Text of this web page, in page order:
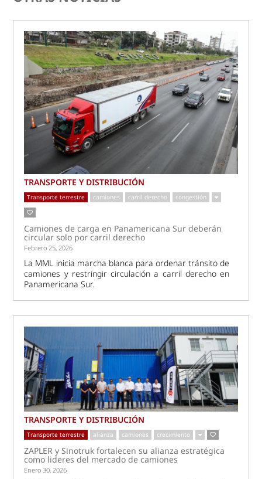
TRANSPORTE Y DISTRIBUCIÓN
Transporte terrestre camiones carril derecho congestión
Camiones de carga en Panamericana Sur deberán
circular solo por carril derecho
Febrero 25, 2026
La MML inicia marcha blanca para ordenar tránsito de
camiones y restringir circulación a carril derecho en
Panamericana Sur.
TRANSPORTE Y DISTRIBUCIÓN
Transporte terrestre alianza camiones crecimiento
ZAPLER y Sinotruk fortalecen su alianza estratégica
como lideres del mercado de camiones
Enero 30, 2026